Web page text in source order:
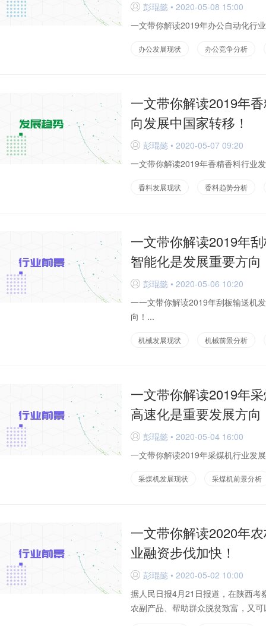
D 彭琨懿 • 2020-05-08 15:00
一文带你解读2019年办公自动化行
办公发展现状 办公竞争分析
一文带你解读2019年
向发展中国家转移！
D 彭琨懿 • 2020-05-07 09:20
一文带你解读2019年香精香料行业
香料发展现状 香料趋势分析
一文带你解读2019年
智能化是发展重要方向
D 彭琨懿 • 2020-05-06 10:20
一一文带你解读2019年刮板输送机
向！...
机械发展现状 机械前景分析
一文带你解读2019年
高速化是重要发展方向
D 彭琨懿 • 2020-05-04 16:00
一文带你解读2019年采煤机行业发
采煤机发展现状 采煤机前景分析
一文带你解读2020年
业融资步伐加快！
D 彭琨懿 • 2020-05-02 10:00
据人民日报4月21日报道，在陕西
农副产品、帮助群众脱贫致富，又